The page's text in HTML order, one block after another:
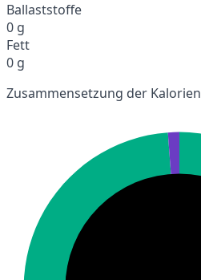
Ballaststoffe
0 g
Fett
0 g
Zusammensetzung der Kalorien